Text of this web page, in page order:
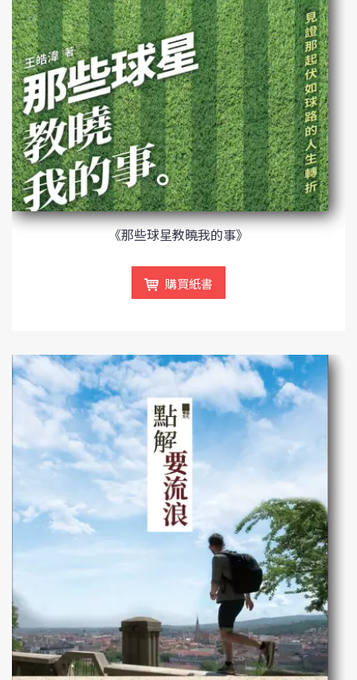
《那些球星教曉我的事》
購買紙書